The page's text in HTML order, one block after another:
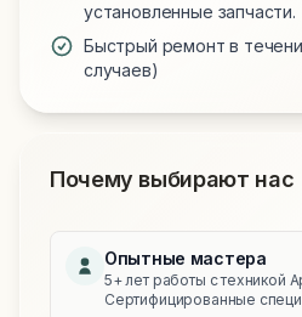
установленные запчасти.
Быстрый ремонт в
случаев)
Почему выбирают нас
Опытные мастера
5+ лет работы с техникой
Сертифицированные